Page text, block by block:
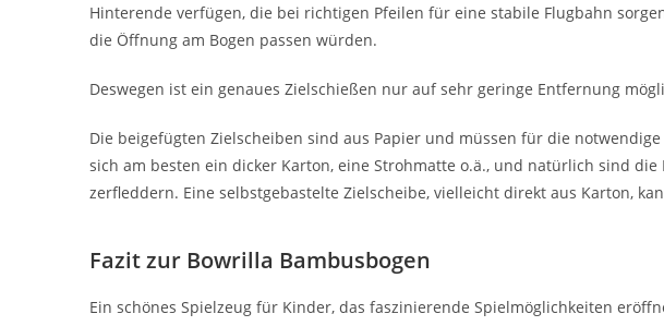
Hinterende verfügen, die bei richtigen Pfeilen für eine stabile Flugbahn
die Öffnung am Bogen passen würden.
Deswegen ist ein genaues Zielschießen nur auf sehr geringe Entfernung
Die beigefügten Zielscheiben sind aus Papier und müssen für die
sich am besten ein dicker Karton, eine Strohmatte o.ä., und natürlich sind
zerfleddern. Eine selbstgebastelte Zielscheibe, vielleicht direkt aus Karton,
Fazit zur Bowrilla Bambusbogen
Ein schönes Spielzeug für Kinder, das faszinierende Spielmöglichkeiten